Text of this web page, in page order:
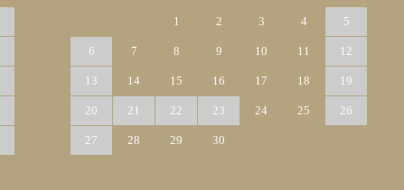
1 2 3 4 5
6 7 8 9 10 11 12
13 14 15 16 17 18 19
20 21 22 23 24 25 26
27 28 29 30